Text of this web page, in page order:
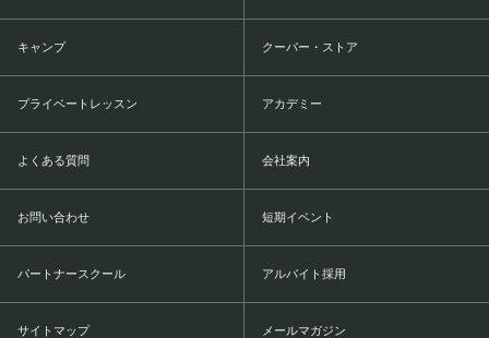
キャンプ クーバー・ストア
プライベートレッスン アカデミー
よくある質問 会社案内
お問い合わせ 短期イベント
パートナースクール アルバイト採用
サイトマップ メールマガジン